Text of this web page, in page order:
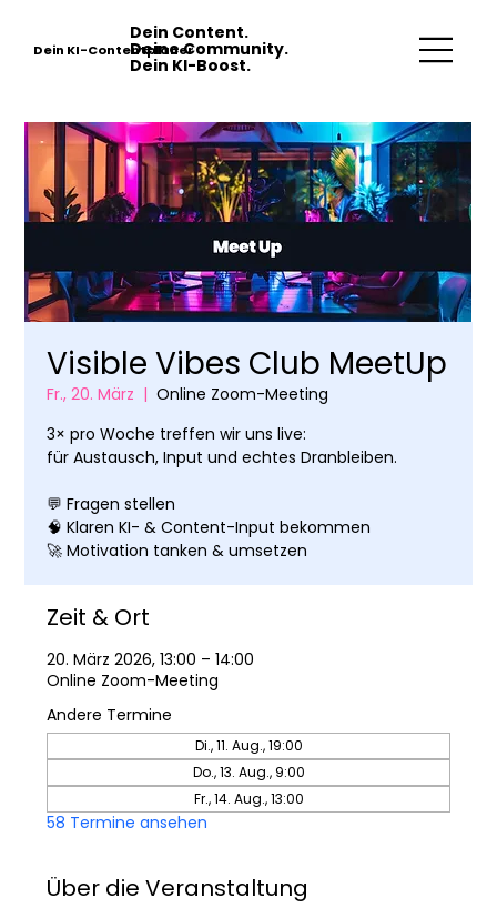
Dein Content.
Deine Community.
Dein KI-Boost.
Dein KI-Contentplaner
Visible Vibes Club MeetUp
Fr., 20. März
  |
Online Zoom-Meeting
3× pro Woche treffen wir uns live:
für Austausch, Input und echtes Dranbleiben.
💬 Fragen stellen
🧠 Klaren KI- & Content-Input bekommen
🚀 Motivation tanken & umsetzen
Zeit & Ort
20. März 2026, 13:00 – 14:00
Online Zoom-Meeting
Andere Termine
Di., 11. Aug., 19:00
Do., 13. Aug., 9:00
Fr., 14. Aug., 13:00
58 Termine ansehen
Über die Veranstaltung